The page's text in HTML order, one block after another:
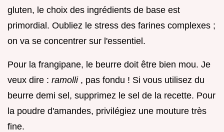
gluten, le choix des ingrédients de base est
primordial. Oubliez le stress des farines complexes ;
on va se concentrer sur l'essentiel.
Pour la frangipane, le beurre doit être bien mou. Je
veux dire : ramolli , pas fondu ! Si vous utilisez du
beurre demi sel, supprimez le sel de la recette. Pour
la poudre d'amandes, privilégiez une mouture très
fine.